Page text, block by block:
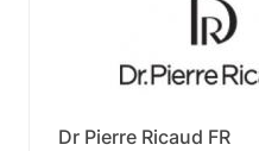
Dr Pierre Ricaud FR